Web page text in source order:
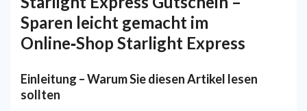
Sparen leicht gemacht im
Online‑Shop Starlight Express
Einleitung – Warum Sie diesen Artikel lesen
sollten